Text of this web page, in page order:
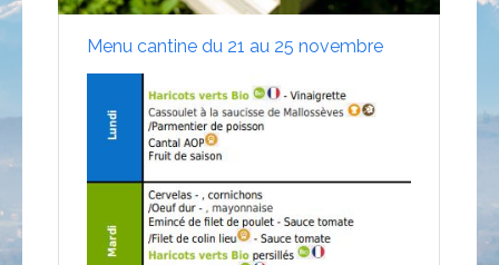
Menu cantine du 21 au 25 novembre